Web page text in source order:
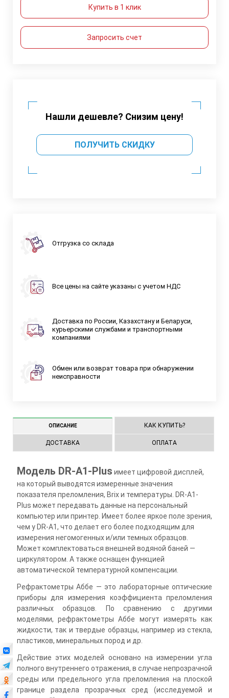
Купить в 1 клик
Запросить счет
Нашли дешевле? Снизим цену!
ПОЛУЧИТЬ СКИДКУ
Отгрузка со склада
Все цены на сайте указаны с учетом НДС
Доставка по России, Казахстану и Беларуси,
курьерскими службами и транспортными
компаниями
Обмен или возврат товара при обнаружении
неисправности
ОПИСАНИЕ КАК КУПИТЬ?
ДОСТАВКА ОПЛАТА
Модель DR-A1-Plus имеет цифровой дисплей,
на который выводятся измеренные значения
показателя преломления, Brix и температуры. DR-A1-
Plus может передавать данные на персональный
компьютер или принтер. Имеет более яркое поле зрения,
чем у DR-A1, что делает его более подходящим для
измерения негомогенных и/или темных образцов.
Может комплектоваться внешней водяной баней —
циркулятором. А также оснащен функцией
автоматической температурной компенсации.
Рефрактометры Аббе — это лабораторные оптические
приборы для измерения коэффициента преломления
различных образцов. По сравнению с другими
моделями, рефрактометры Аббе могут измерять как
жидкости, так и твердые образцы, например из стекла,
пластиков, минеральных пород и др.
Действие этих моделей основано на измерении угла
полного внутреннего отражения, в случае непрозрачной
среды или предельного угла преломления на плоской
границе раздела прозрачных сред (исследуемой и